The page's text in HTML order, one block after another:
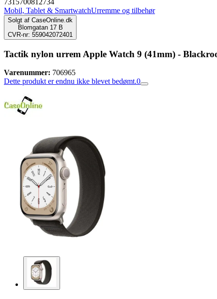
7315700812734
Mobil, Tablet & SmartwatchUrremme og tilbehør
Solgt af CaseOnline.dk
Blomgatan 17 B
CVR-nr: 559042072401
Tactik nylon urrem Apple Watch 9 (41mm) -
Varenummer: 706965
Dette produkt er endnu ikke blevet bedømt.0